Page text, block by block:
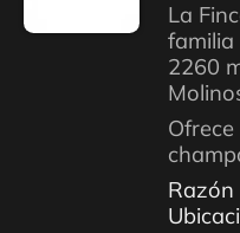
La
familia
2260
Razón